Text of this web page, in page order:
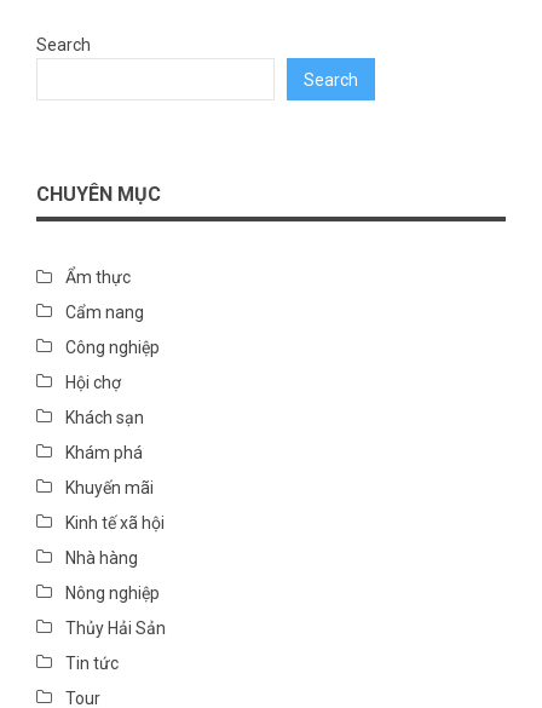
Search
Search
CHUYÊN MỤC
Ẩm thực
Cẩm nang
Công nghiệp
Hội chợ
Khách sạn
Khám phá
Khuyến mãi
Kinh tế xã hội
Nhà hàng
Nông nghiệp
Thủy Hải Sản
Tin tức
Tour